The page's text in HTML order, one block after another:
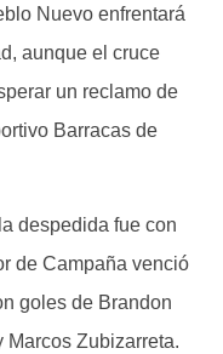
Nuevo enfrentará
aunque el cruce
un reclamo de
Barracas de
despedida fue con
de Campaña venció
goles de Brandon
Marcos Zubizarreta.